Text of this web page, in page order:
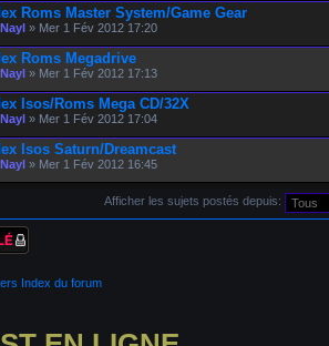
Roms Master System/Game Gear
Nayl» Mer 1 Fév 2012 17:20
Roms Megadrive
Nayl» Mer 1 Fév 2012 17:13
Isos/Roms Mega CD/32X
Nayl» Mer 1 Fév 2012 17:04
Isos Saturn/Dreamcast
Nayl» Mer 1 Fév 2012 16:45
Afficher les sujets postés depuis:
Index du forum